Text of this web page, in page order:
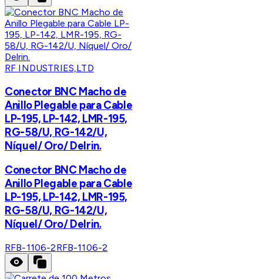
RF INDUSTRIES,LTD
Conector BNC Macho de
Anillo Plegable para Cable
LP-195, LP-142, LMR-195,
RG-58/U, RG-142/U,
Níquel/ Oro/ Delrin.
Conector BNC Macho de
Anillo Plegable para Cable
LP-195, LP-142, LMR-195,
RG-58/U, RG-142/U,
Níquel/ Oro/ Delrin.
RFB-1106-2RFB-1106-2